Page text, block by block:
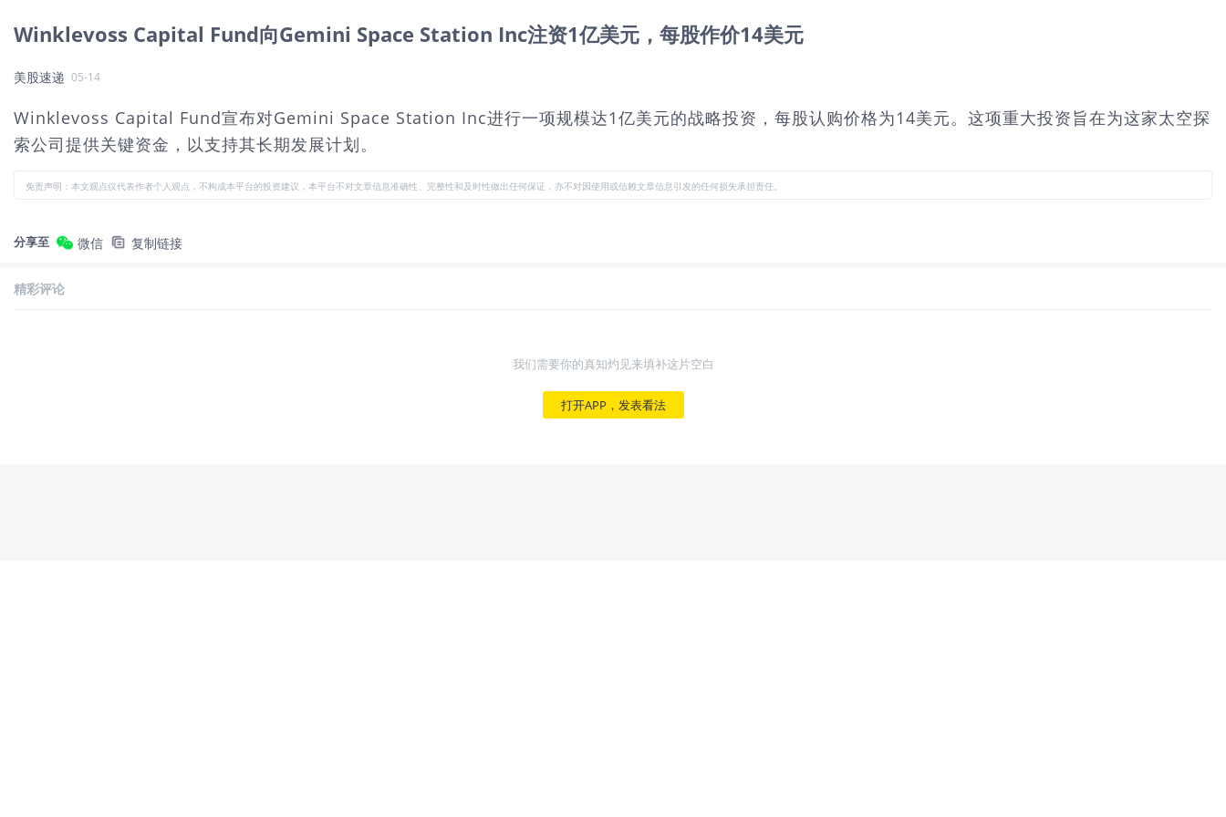
Winklevoss Capital Fund向Gemini Space Station Inc注资1亿美元，每股作价14美元
美股速递 05-14
Winklevoss Capital Fund宣布对Gemini Space Station Inc进行一项规模达1亿美元的战略投资，每股认购价格为14美元。这项重大投资旨在为这家太空探
索公司提供关键资金，以支持其长期发展计划。
免责声明：本文观点仅代表作者个人观点，不构成本平台的投资建议，本平台不对文章信息准确性、完整性和及时性做出任何保证，亦不对因使用或信赖文章信息引发的任何损失承担责任。
分享至 微信 复制链接
精彩评论
我们需要你的真知灼见来填补这片空白
打开APP，发表看法